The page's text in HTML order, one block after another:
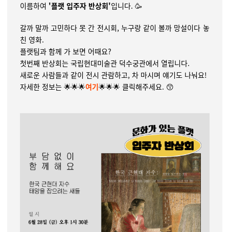
이름하여 '플랫 입주자 반상회'입니다. 🥳
갈까 말까 고민하다 못 간 전시회, 누구랑 같이 볼까 망설이다 놓
친 영화.
플랫팀과 함께 가 보면 어때요?
첫번째 반상회는 국립현대미술관 덕수궁관에서 열립니다.
새로운 사람들과 같이 전시 관람하고, 차 마시며 얘기도 나눠요!
자세한 정보는 🌟🌟🌟여기🌟🌟🌟 클릭해주세요. 😙